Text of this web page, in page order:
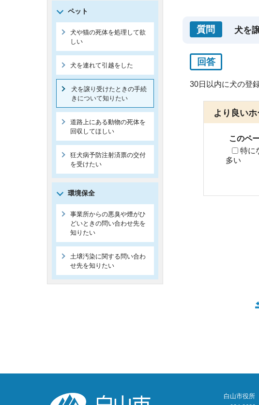
質問 犬を
回答
30日以内に犬の登
より良い
このペ
特に
多い
ペット
犬や猫の死体を処理して欲
しい
犬を連れて引越をした
犬を譲り受けたときの手続
きについて知りたい
道路上にある動物の死体を
回収してほしい
狂犬病予防注射済票の交付
を受けたい
環境保全
事業所からの悪臭や煙がひ
どいときの問い合わせ先を
知りたい
土壌汚染に関する問い合わ
せ先を知りたい
白山市役所